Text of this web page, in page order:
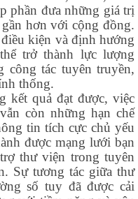
phần đưa những giá trị
hơn với cộng đồng.
kiện và định hướng
trở thành lực lượng
công tác tuyên truyền,
thống.
quả đạt được, việc
còn những hạn chế
tin tích cực chủ yếu
được mạng lưới bạn
thư viện trong tuyên
Sự tương tác giữa thư
số tuy đã được cải